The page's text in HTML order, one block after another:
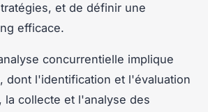
et de définir une
efficace.
concurrentielle implique
dont l'identification et l'évaluation
la collecte et l'analyse des